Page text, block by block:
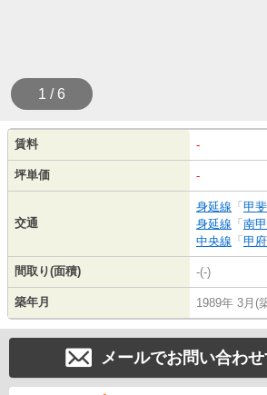
1 / 6
賃料 -
坪単価 -
交通
身延線 「 甲
身延線 「 南
中央線 「 甲府
間取り(面積) -(-)
築年月 1989年 3月(
メールでお問い合わ